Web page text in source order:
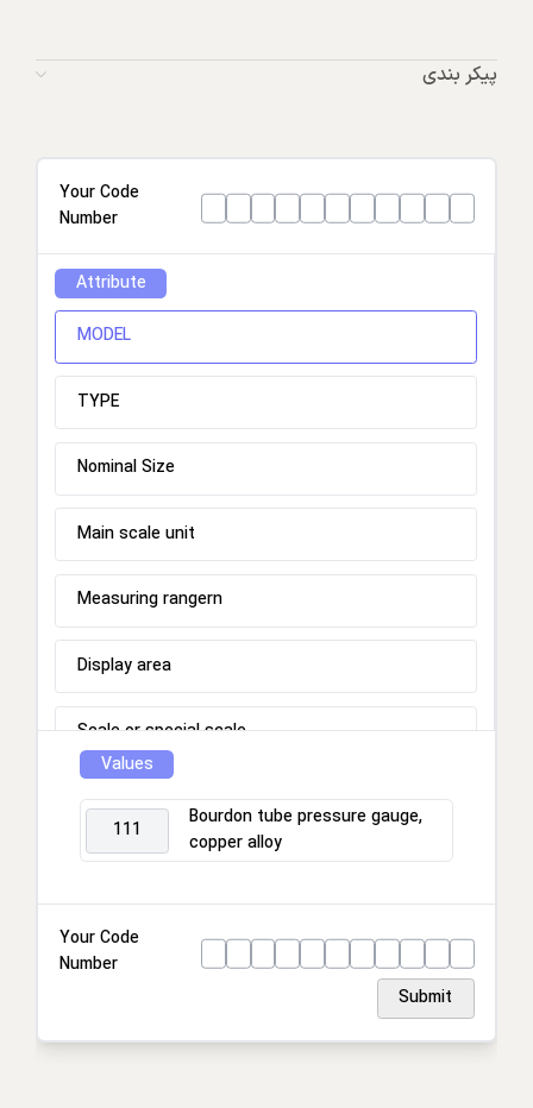
پیکر بندی
Your Code
Number
Attribute
MODEL
TYPE
Nominal Size
Main scale unit
Measuring rangern
Display area
Scale or special scale
Process connection
Connection location
Housing
Values
111
Bourdon tube pressure gauge,
copper alloy
Your Code
Number
Submit